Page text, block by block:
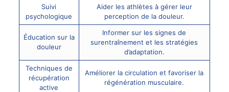
Suivi
psychologique
Aider les athlètes à gérer leur
perception de la douleur.
Éducation sur la
douleur
Informer sur les signes de
surentraînement et les stratégies
d’adaptation.
Techniques de
récupération
active
Améliorer la circulation et favoriser la
régénération musculaire.